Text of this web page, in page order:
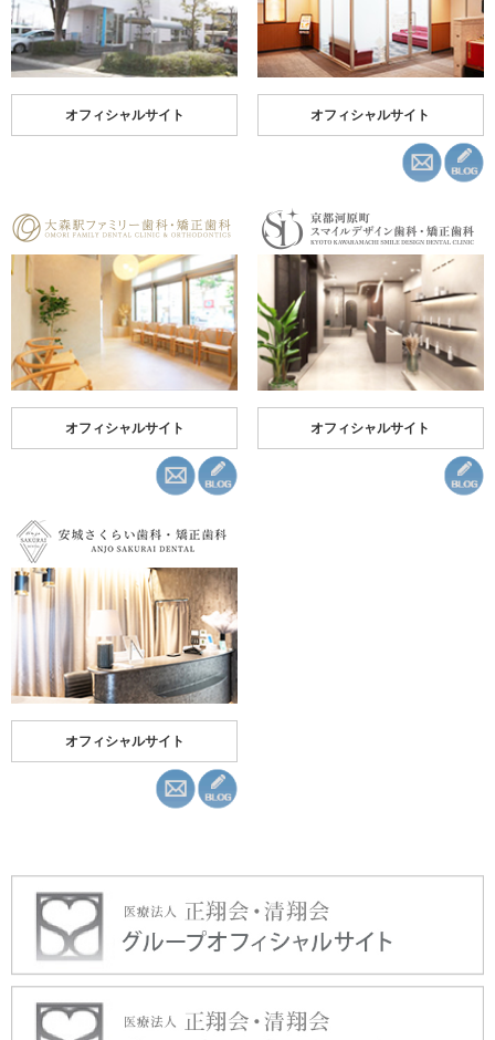
オフィシャルサイト オフィシャルサイト
オフィシャルサイト オフィシャルサイト
オフィシャルサイト